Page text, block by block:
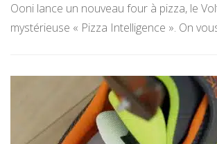
Ooni lance un nouveau four à pizza, le
mystérieuse « Pizza Intelligence ». On